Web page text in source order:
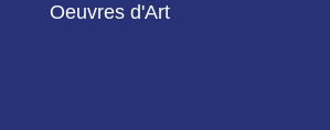
Oeuvres d'Art